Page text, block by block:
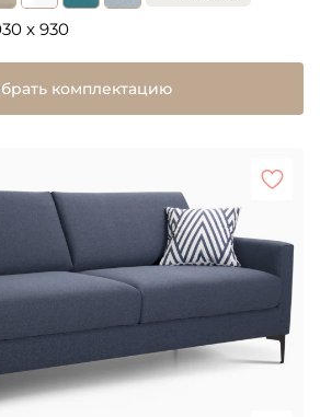
x 930
комплектацию